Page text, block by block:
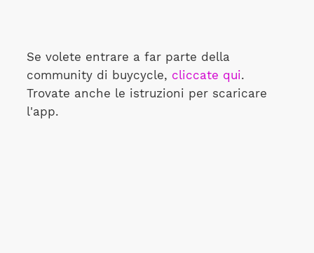
Se volete entrare a far parte della
community di buycycle, cliccate qui.
Trovate anche le istruzioni per scaricare
l'app.